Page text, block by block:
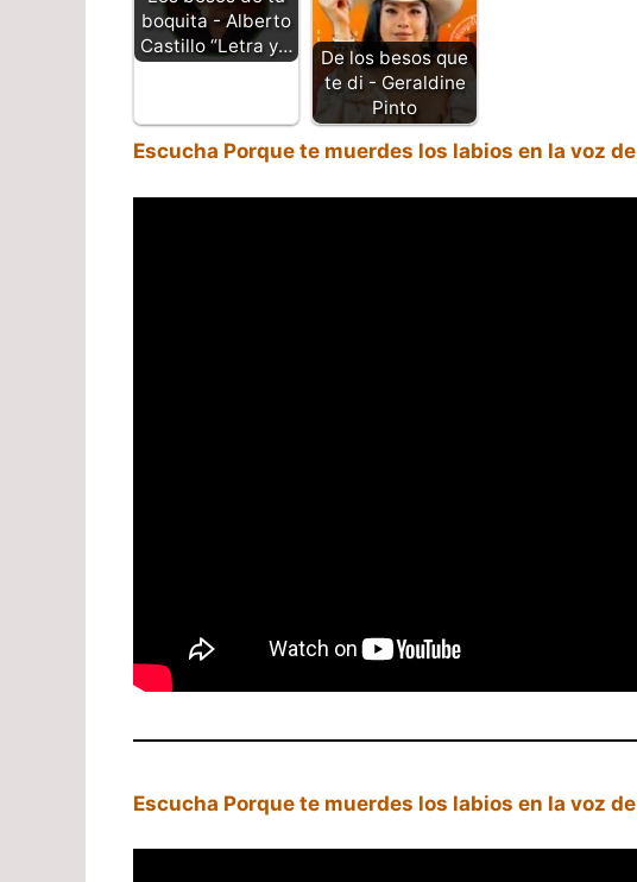
boquita - Alberto
Castillo “Letra y…
De los besos que
te di - Geraldine
Pinto
Escucha Porque te muerdes los labios en la voz de
Escucha Porque te muerdes los labios en la voz de